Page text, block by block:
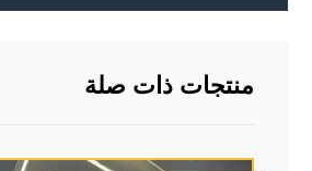
منتجات ذات صلة